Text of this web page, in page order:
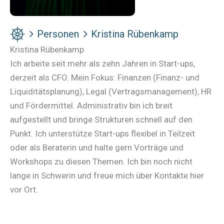
Personen Kristina Rübenkamp
Kristina Rübenkamp
Ich arbeite seit mehr als zehn Jahren in Start-ups,
derzeit als CFO. Mein Fokus: Finanzen (Finanz- und
Liquiditätsplanung), Legal (Vertragsmanagement), HR
und Fördermittel. Administrativ bin ich breit
aufgestellt und bringe Strukturen schnell auf den
Punkt. Ich unterstütze Start-ups flexibel in Teilzeit
oder als Beraterin und halte gern Vorträge und
Workshops zu diesen Themen. Ich bin noch nicht
lange in Schwerin und freue mich über Kontakte hier
vor Ort.